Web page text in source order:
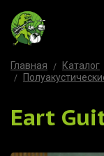
Главная Каталог
Eart